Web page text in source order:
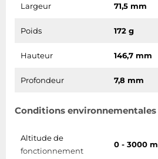
Tablettes tactiles
Tondeuses cheveux & barbe
Téléphonie
Électroménager
Largeur 71,5 mm
Poids 172 g
Hauteur 146,7 mm
Profondeur 7,8 mm
Conditions environnementales
Altitude de
fonctionnement
0 - 3000 m